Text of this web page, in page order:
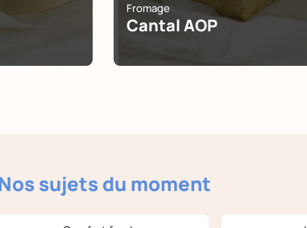
Fromage
Cantal AOP
sujets du moment